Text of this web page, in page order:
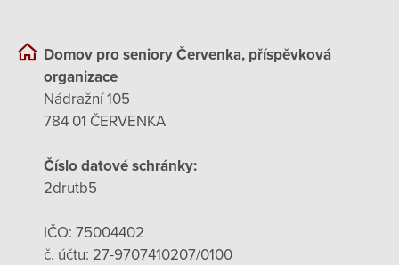
Domov pro seniory Červenka, příspěvková
organizace
Nádražní 105
784 01 ČERVENKA
Číslo datové schránky:
2drutb5
IČO: 75004402
č. účtu: 27-9707410207/0100